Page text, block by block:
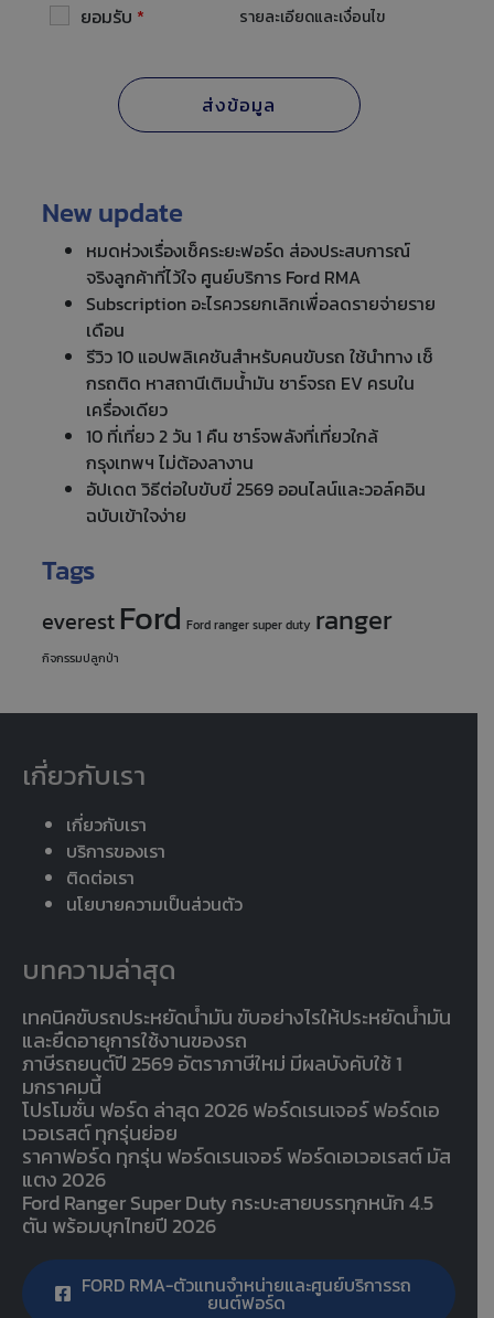
ยอมรับ * รายละเอียดและเงื่อนไข
New update
หมดห่วงเรื่องเช็คระยะฟอร์ด ส่องประสบการณ์
จริงลูกค้าที่ไว้ใจ ศูนย์บริการ Ford RMA
Subscription อะไรควรยกเลิกเพื่อลดรายจ่ายราย
เดือน
รีวิว 10 แอปพลิเคชันสำหรับคนขับรถ ใช้นำทาง เช็
กรถติด หาสถานีเติมน้ำมัน ชาร์จรถ EV ครบใน
เครื่องเดียว
10 ที่เที่ยว 2 วัน 1 คืน ชาร์จพลังที่เที่ยวใกล้
กรุงเทพฯ ไม่ต้องลางาน
อัปเดต วิธีต่อใบขับขี่ 2569 ออนไลน์และวอล์คอิน
ฉบับเข้าใจง่าย
Tags
everest Ford Ford ranger super duty ranger
กิจกรรมปลูกป่า
เกี่ยวกับเรา
เกี่ยวกับเรา
บริการของเรา
ติดต่อเรา
นโยบายความเป็นส่วนตัว
บทความล่าสุด
เทคนิคขับรถประหยัดน้ำมัน ขับอย่างไรให้ประหยัดน้ำมัน
และยืดอายุการใช้งานของรถ
ภาษีรถยนต์ปี 2569 อัตราภาษีใหม่ มีผลบังคับใช้ 1
มกราคมนี้
โปรโมชั่น ฟอร์ด ล่าสุด 2026 ฟอร์ดเรนเจอร์ ฟอร์ดเอ
เวอเรสต์ ทุกรุ่นย่อย
ราคาฟอร์ด ทุกรุ่น ฟอร์ดเรนเจอร์ ฟอร์ดเอเวอเรสต์ มัส
แตง 2026
Ford Ranger Super Duty กระบะสายบรรทุกหนัก 4.5
ตัน พร้อมบุกไทยปี 2026
FORD RMA-ตัวแทนจำหน่ายและศูนย์บริการรถ
ยนต์ฟอร์ด